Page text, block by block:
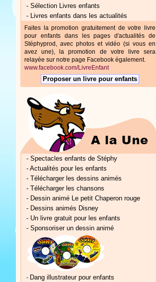
- Sélection Livres enfants
- Livres enfants dans les actualités
Faites la promotion gratuitement de votre livre
pour enfants dans les pages d'actualités de
Stéphyprod, avec photos et vidéo (si vous en
avez une), la promotion de votre livre sera
relayée sur notre page Facebook également.
www.facebook.com/LivreEnfant
Proposer un livre pour enfants
- Spectacles enfants de Stéphy
- Actualités pour les enfants
- Télécharger les dessins animés
- Télécharger les chansons
- Dessin animé Le petit Chaperon rouge
- Dessins animés Disney
- Un livre gratuit pour les enfants
- Sponsoriser un dessin animé
- Dang illustrateur pour enfants